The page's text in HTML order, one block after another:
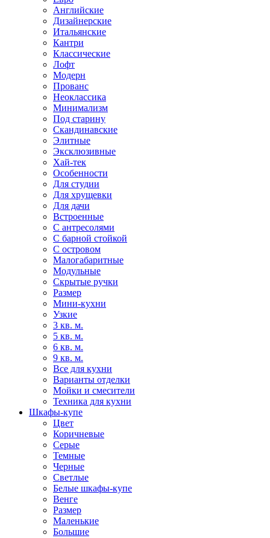
Английские
Дизайнерские
Итальянские
Кантри
Классические
Лофт
Модерн
Прованс
Неоклассика
Минимализм
Под старину
Скандинавские
Элитные
Эксклюзивные
Хай-тек
Особенности
Для студии
Для хрущевки
Для дачи
Встроенные
С антресолями
С барной стойкой
С островом
Малогабаритные
Модульные
Скрытые ручки
Размер
Мини-кухни
Узкие
3 кв. м.
5 кв. м.
6 кв. м.
9 кв. м.
Все для кухни
Варианты отделки
Мойки и смесители
Техника для кухни
Шкафы-купе
Цвет
Коричневые
Серые
Темные
Черные
Светлые
Белые шкафы-купе
Венге
Размер
Маленькие
Большие